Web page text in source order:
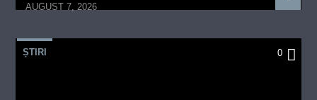
AUGUST 7, 2026
ȘTIRI 0